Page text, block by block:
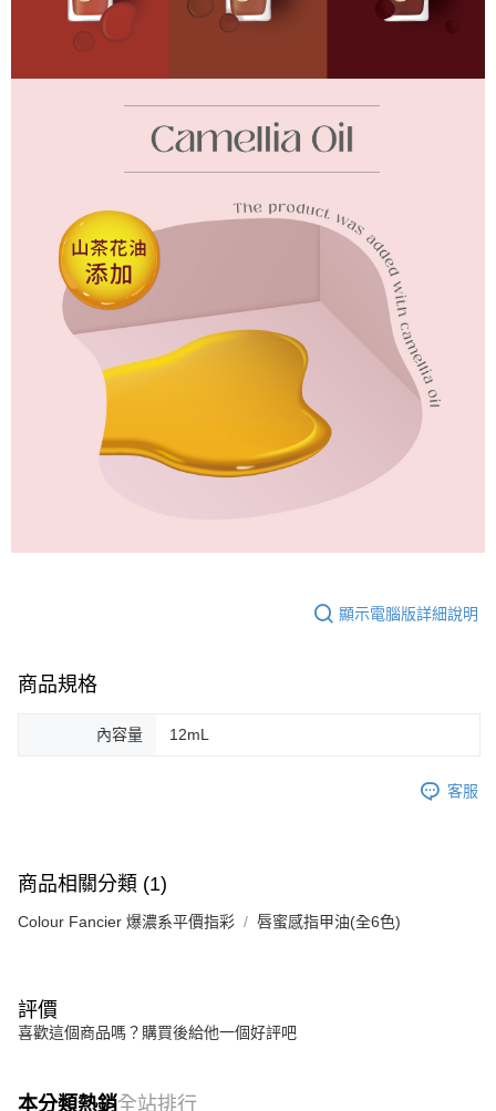
顯示電腦版詳細說明
商品規格
內容量 12mL
客服
商品相關分類 (1)
Colour Fancier 爆濃系平價指彩 唇蜜感指甲油(全6色)
評價
喜歡這個商品嗎？購買後給他一個好評吧
本分類熱銷全站排行